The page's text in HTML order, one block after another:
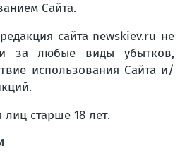
Сайта.
сайта newskiev.ru не
за любые виды убытков,
использования Сайта и/
старше 18 лет.